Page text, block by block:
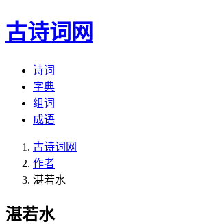
古诗词网
诗词
字典
组词
成语
古诗词网
作者
湛若水
湛若水